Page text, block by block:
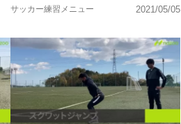
サッカー練習メニュー
2021/05/05